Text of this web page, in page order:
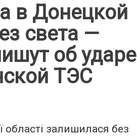
в Донецкой
света —
об ударе
ТЭС
області залишилася без